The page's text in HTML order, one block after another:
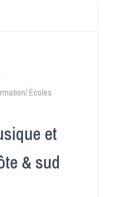
Écoles
et
& sud